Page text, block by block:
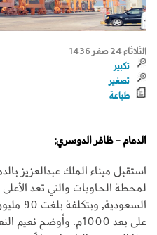
الثلاثاء 24 صفر 1436
تكبير
تصغير
طباعة
الدمام - ظافر الدوسري;
استقبل ميناء الملك عبدالعزيز
لمحطة الحاويات والتي تعد
على بعد 1000م. وأوضح